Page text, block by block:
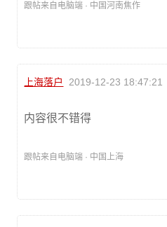
跟帖来自电脑端 · 中国河南焦作
上海落户 2019-12-23 18:47:21
内容很不错得
跟帖来自电脑端 · 中国上海